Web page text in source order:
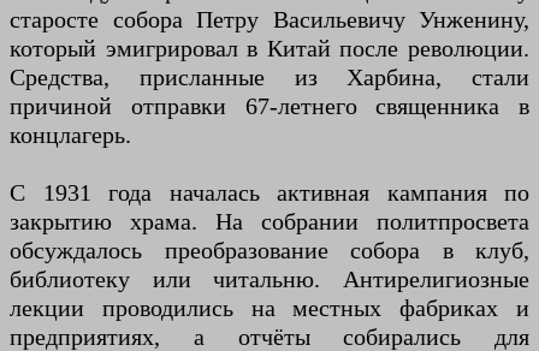
старосте собора Петру Васильевичу Унженину,
который эмигрировал в Китай после революции.
Средства, присланные из Харбина, стали
причиной отправки 67-летнего священника в
концлагерь.
С 1931 года началась активная кампания по
закрытию храма. На собрании политпросвета
обсуждалось преобразование собора в клуб,
библиотеку или читальню. Антирелигиозные
лекции проводились на местных фабриках и
предприятиях, а отчёты собирались для